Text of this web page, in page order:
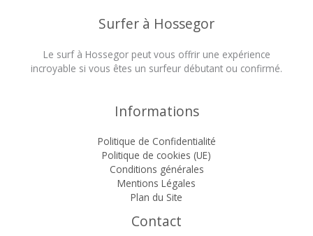
Surfer à Hossegor
Le surf à Hossegor peut vous offrir une expérience
incroyable si vous êtes un surfeur débutant ou confirmé.
Informations
Politique de Confidentialité
Politique de cookies (UE)
Conditions générales
Mentions Légales
Plan du Site
Contact